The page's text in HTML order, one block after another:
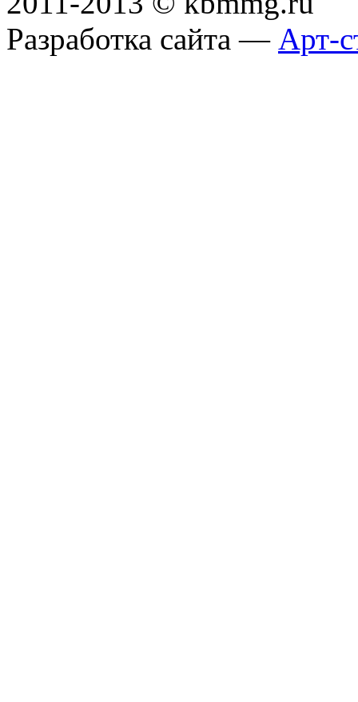
Разработка сайта — Арт-